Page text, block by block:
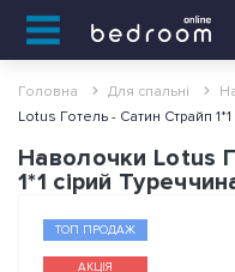
Головна Для спальні
Lotus Готель - Сатин Страйп
Наволочки Lotus
1*1 сірий
ТОП ПРОДАЖ
АКЦІЯ